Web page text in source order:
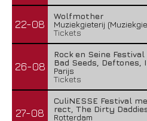
22-08
Wolfmother
Muziekgieterij
Tickets
26-08
Rock en Seine
Bad Seeds, Deftones,
Parijs
Tickets
27-08
CuliNESSE Festival
rect, The Dirty
Rotterdam